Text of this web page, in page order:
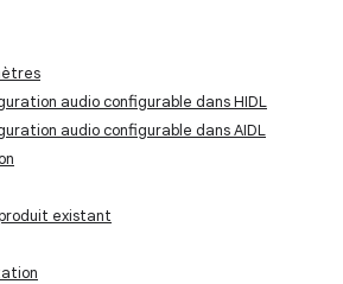
audio configurable dans HIDL
audio configurable dans AIDL
existant